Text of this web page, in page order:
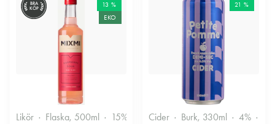
BRA
KÖP
13 %
EKO
Likör Flaska, 500ml 15% Annan likör
21 %
Cider Burk, 330ml 4%